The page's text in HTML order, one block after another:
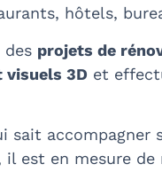
hôtels,
des projets de
visuels 3D et
sait
est en mesure